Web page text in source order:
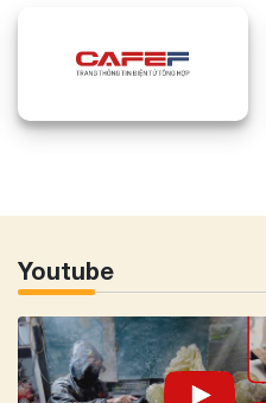
Youtube